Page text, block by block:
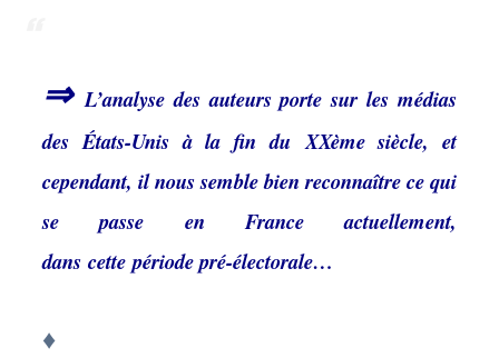
⇒L’analyse des auteurs porte sur les médias
des États-Unis à la fin du XXème siècle, et
cependant, il nous semble bien reconnaître ce qui
se passe en France actuellement,
dans cette période pré-électorale…
♦